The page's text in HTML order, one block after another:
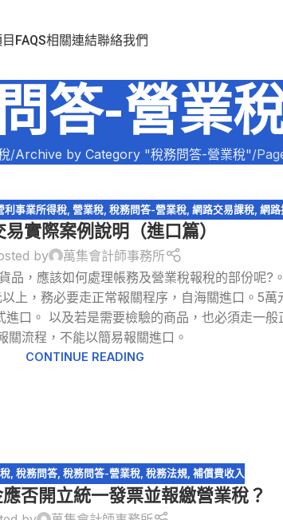
FAQS相關連結聯絡我們
答-營業
Archive by Category "稅務問答-營業稅"
利事業所得稅, 營業稅, 稅務問答-營業稅, 網路交易課稅, 網路
網路購物 ,跨境電商 ,電商系列 ,電子商務
易實際案例說明（進口篇）
by
萬集會計師事務所
品，應該如何處理帳務及營業稅報稅的部份呢?。
上，務必要走正常報關程序，自海關進口。5萬
進口。 以及若是需要檢驗的商品，也必須走一般
關流程，不能以簡易報關進口。
CONTINUE READING
,稅務問答,稅務問答-營業稅,稅務法規,補償費收入
否開立統一發票並報繳營業稅？